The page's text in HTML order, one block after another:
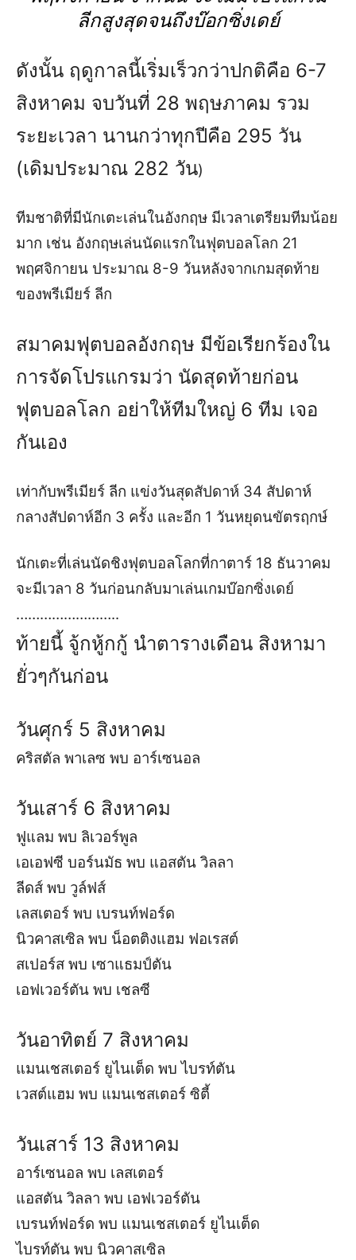
ลีกสูงสุดจนถึงบ๊อกซิ่งเดย์
ดังนั้น ฤดูกาลนี้เริ่มเร็วกว่าปกติคือ 6-7
สิงหาคม จบวันที่ 28 พฤษภาคม รวม
ระยะเวลา นานกว่าทุกปีคือ 295 วัน
(เดิมประมาณ 282 วัน)
ทีมชาติที่มีนักเตะเล่นในอังกฤษ มีเวลาเตรียมทีมน้อย
มาก เช่น อังกฤษเล่นนัดแรกในฟุตบอลโลก 21
พฤศจิกายน ประมาณ 8-9 วันหลังจากเกมสุดท้าย
ของพรีเมียร์ ลีก
สมาคมฟุตบอลอังกฤษ มีข้อเรียกร้องใน
การจัดโปรแกรมว่า นัดสุดท้ายก่อน
ฟุตบอลโลก อย่าให้ทีมใหญ่ 6 ทีม เจอ
กันเอง
เท่ากับพรีเมียร์ ลีก แข่งวันสุดสัปดาห์ 34 สัปดาห์
กลางสัปดาห์อีก 3 ครั้ง และอีก 1 วันหยุดนขัตรฤกษ์
นักเตะที่เล่นนัดชิงฟุตบอลโลกที่กาตาร์ 18 ธันวาคม
จะมีเวลา 8 วันก่อนกลับมาเล่นเกมบ๊อกซิ่งเดย์
……………………..
ท้ายนี้ จู้กหู้กกู้ นำตารางเดือน สิงหามา
ยั่วๆกันก่อน
วันศุกร์ 5 สิงหาคม
คริสตัล พาเลซ พบ อาร์เซนอล
วันเสาร์ 6 สิงหาคม
ฟูแลม พบ ลิเวอร์พูล
เอเอฟซี บอร์นมัธ พบ แอสตัน วิลลา
ลีดส์ พบ วูล์ฟส์
เลสเตอร์ พบ เบรนท์ฟอร์ด
นิวคาสเซิล พบ น็อตติงแฮม ฟอเรสต์
สเปอร์ส พบ เซาแธมป์ตัน
เอฟเวอร์ตัน พบ เชลซี
วันอาทิตย์ 7 สิงหาคม
แมนเชสเตอร์ ยูไนเต็ด พบ ไบรท์ตัน
เวสต์แฮม พบ แมนเชสเตอร์ ซิตี้
วันเสาร์ 13 สิงหาคม
อาร์เซนอล พบ เลสเตอร์
แอสตัน วิลลา พบ เอฟเวอร์ตัน
เบรนท์ฟอร์ด พบ แมนเชสเตอร์ ยูไนเต็ด
ไบรท์ตัน พบ นิวคาสเซิล